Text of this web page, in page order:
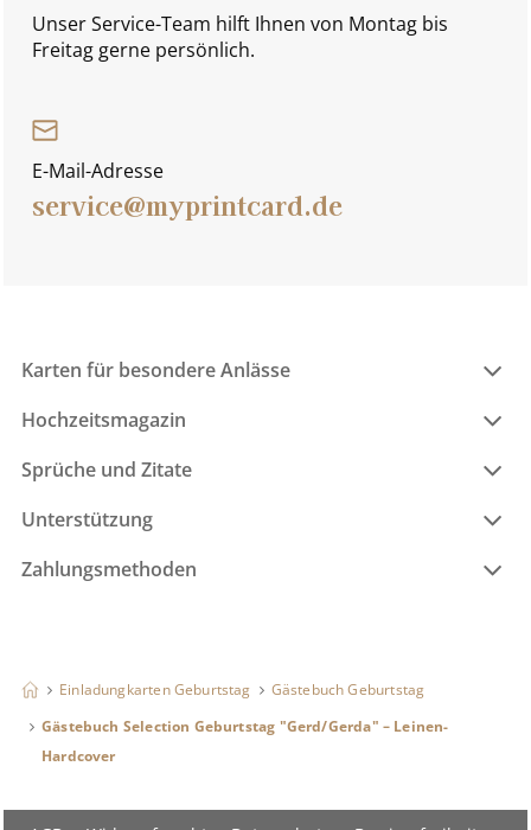
Unser Service-Team hilft Ihnen von Montag bis
Freitag gerne persönlich.
E-Mail-Adresse
service@myprintcard.de
Karten für besondere Anlässe
Hochzeitsmagazin
Sprüche und Zitate
Unterstützung
Zahlungsmethoden
Einladungkarten Geburtstag
Gästebuch Geburtstag
Gästebuch Selection Geburtstag "Gerd/Gerda" – Leinen-
Hardcover